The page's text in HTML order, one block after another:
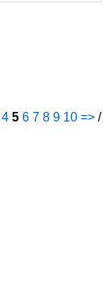
4 5 6 7 8 9 10 => /